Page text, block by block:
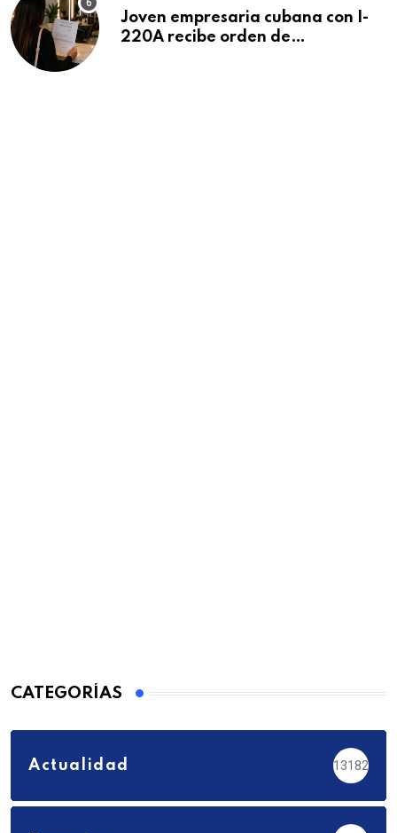
Joven empresaria cubana con I-
220A recibe orden de
CATEGORÍAS
Actualidad 13182